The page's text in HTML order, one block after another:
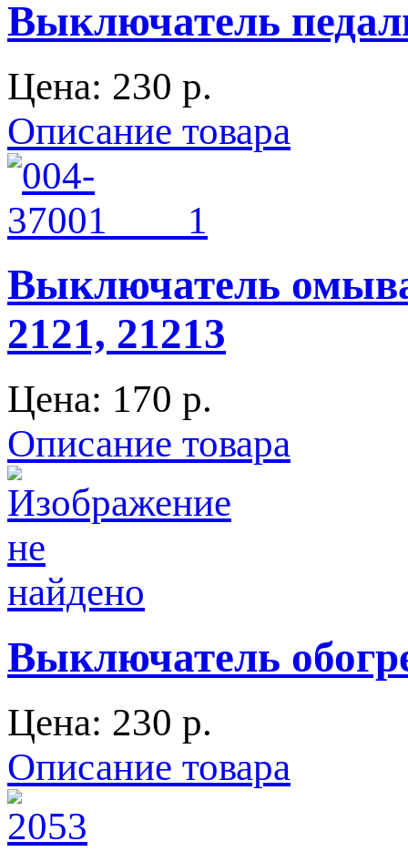
Выключатель
Цена: 230 p.
Описание товара
Выключатель
2121, 21213
Цена: 170 p.
Описание товара
Выключатель
Цена: 230 p.
Описание товара